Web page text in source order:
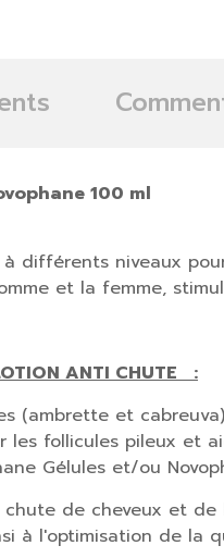
100 ml
différents niveaux
et la femme,
ANTI CHUTE:
(ambrette et
les follicules pileux et
Gélules et/ou
de cheveux et
à l'optimisation de la